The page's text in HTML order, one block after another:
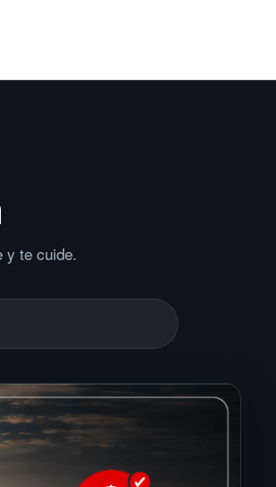
y te cuide.